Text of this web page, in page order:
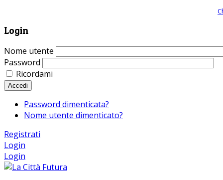
Login
Nome utente
Password
Ricordami
Accedi
Password dimenticata?
Nome utente dimenticato?
Registrati
Login
Login